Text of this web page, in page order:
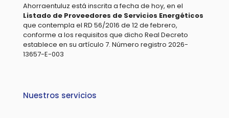
Ahorraentuluz está inscrita a fecha de hoy, en el
Listado de Proveedores de Servicios Energéticos
que contempla el RD 56/2016 de 12 de febrero,
conforme a los requisitos que dicho Real Decreto
establece en su artículo 7. Número registro 2026-
13657-E-003
Nuestros servicios